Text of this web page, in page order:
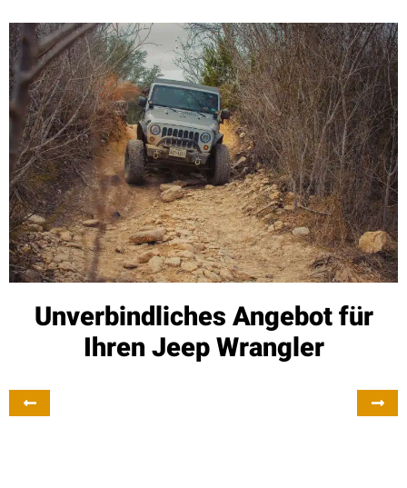
Unverbindliches Angebot für
Ihren Jeep Wrangler